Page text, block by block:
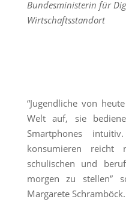
Bundesministerin für
Wirtschaftsstandort
“Jugendliche von
Welt auf, sie
Smartphones
konsumieren
schulischen und
morgen zu stellen”
Margarete